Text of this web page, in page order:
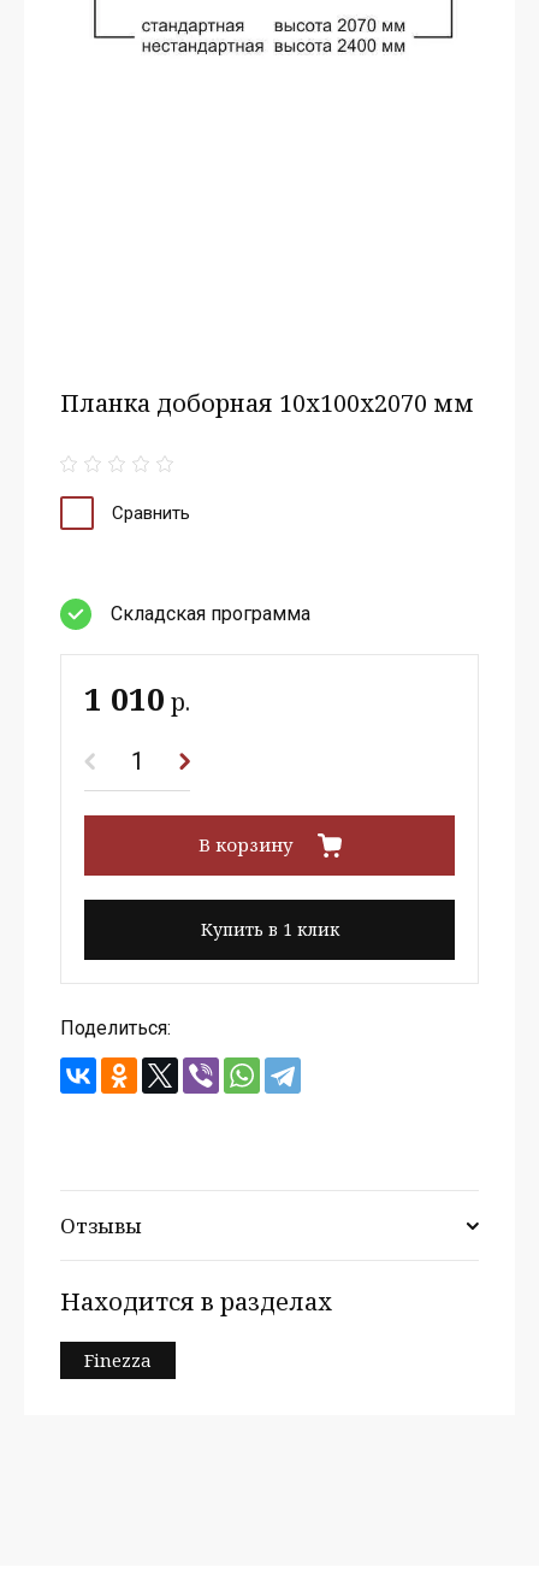
Планка доборная 10х100х2070 мм
Сравнить
Cкладская программа
1 010 р.
В корзину
Купить в 1 клик
Поделиться:
Отзывы
Находится в разделах
Finezza